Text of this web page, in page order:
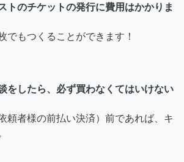
トのチケットの発行に費用はかかりま
でもつくることができます！
をしたら、必ず買わなくてはいけない
頼者様の前払い決済）前であれば、キ